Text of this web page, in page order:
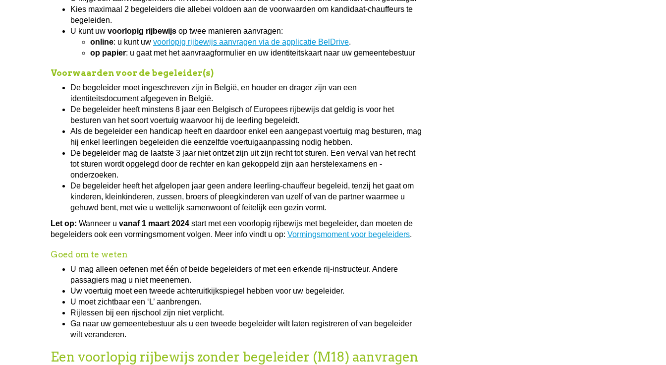
Kies maximaal 2 begeleiders die allebei voldoen aan de voorwaarden om kandidaat-chauffeurs te
begeleiden.
U kunt uw voorlopig rijbewijs op twee manieren aanvragen:
online: u kunt uw voorlopig rijbewijs aanvragen via de applicatie BelDrive.
op papier: u gaat met het aanvraagformulier en uw identiteitskaart naar uw gemeentebestuur
Voorwaarden voor de begeleider(s)
De begeleider moet ingeschreven zijn in België, en houder en drager zijn van een
identiteitsdocument afgegeven in België.
De begeleider heeft minstens 8 jaar een Belgisch of Europees rijbewijs dat geldig is voor het
besturen van het soort voertuig waarvoor hij de leerling begeleidt.
Als de begeleider een handicap heeft en daardoor enkel een aangepast voertuig mag besturen, mag
hij enkel leerlingen begeleiden die eenzelfde voertuigaanpassing nodig hebben.
De begeleider mag de laatste 3 jaar niet ontzet zijn uit zijn recht tot sturen. Een verval van het recht
tot sturen wordt opgelegd door de rechter en kan gekoppeld zijn aan herstelexamens en -
onderzoeken.
De begeleider heeft het afgelopen jaar geen andere leerling-chauffeur begeleid, tenzij het gaat om
kinderen, kleinkinderen, zussen, broers of pleegkinderen van uzelf of van de partner waarmee u
gehuwd bent, met wie u wettelijk samenwoont of feitelijk een gezin vormt.
Let op: Wanneer u vanaf 1 maart 2024 start met een voorlopig rijbewijs met begeleider, dan moeten de
begeleiders ook een vormingsmoment volgen. Meer info vindt u op: Vormingsmoment voor begeleiders.
Goed om te weten
U mag alleen oefenen met één of beide begeleiders of met een erkende rij-instructeur. Andere
passagiers mag u niet meenemen.
Uw voertuig moet een tweede achteruitkijkspiegel hebben voor uw begeleider.
U moet zichtbaar een ‘L’ aanbrengen.
Rijlessen bij een rijschool zijn niet verplicht.
Ga naar uw gemeentebestuur als u een tweede begeleider wilt laten registreren of van begeleider
wilt veranderen.
Een voorlopig rijbewijs zonder begeleider (M18) aanvragen